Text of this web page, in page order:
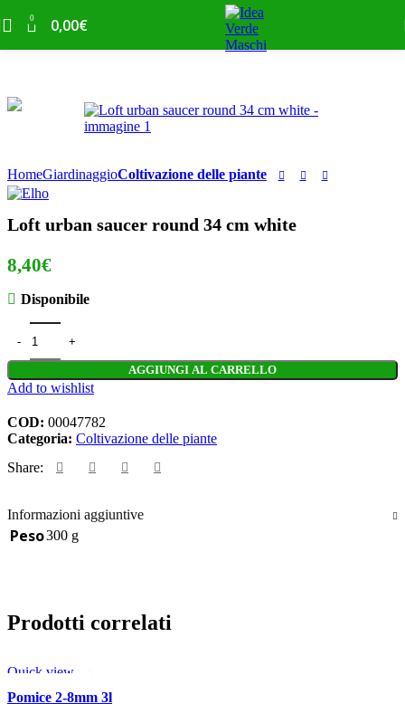
Skip to navigation Skip to main content
0 0,00€
HomeGiardinaggioColtivazione delle piante
Loft urban saucer round 34 cm white
8,40€
Disponibile
Loft urban saucer round 34 cm white quantità
AGGIUNGI AL CARRELLO
Add to wishlist
COD: 00047782
Categoria: Coltivazione delle piante
Share:
Informazioni aggiuntive
Peso300 g
Prodotti correlati
Quick view
Add to wishlist
Pomice 2-8mm 3l